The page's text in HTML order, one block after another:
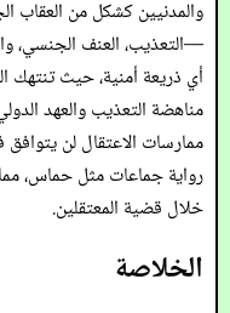
والمدنيين كشكل من العقاب
—التعذيب، العنف الجنسي،
أي ذريعة أمنية، حيث تنتهك
مناهضة التعذيب والعهد
ممارسات الاعتقال لن
رواية جماعات مثل حماس،
خلال قضية المعتقلين.
الخلاصة